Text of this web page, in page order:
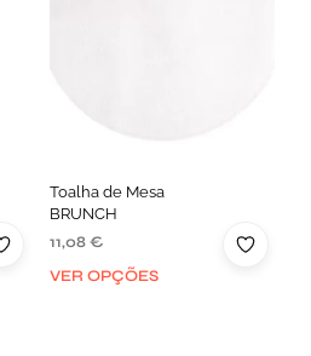
Toalha de Mesa
BRUNCH
11,08€
VER OPÇÕES